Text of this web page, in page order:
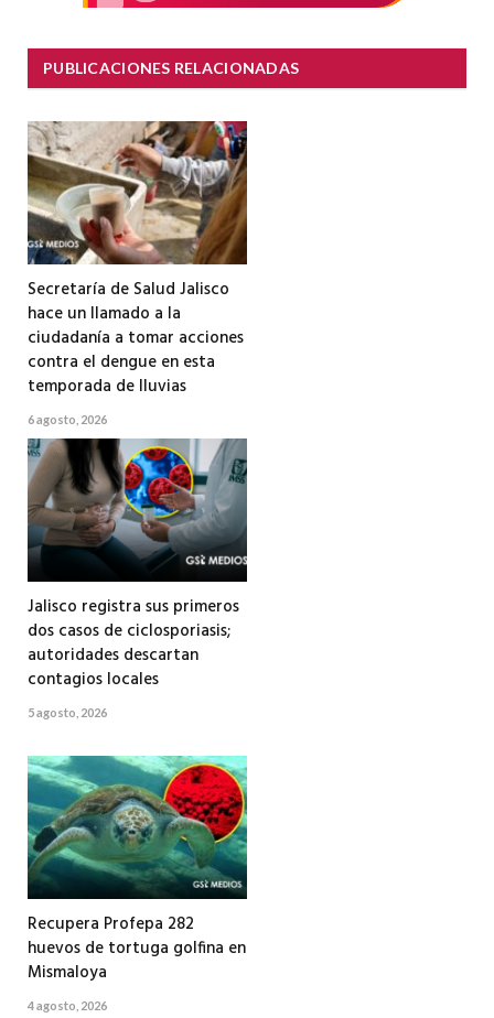
PUBLICACIONES RELACIONADAS
Secretaría de Salud Jalisco
hace un llamado a la
ciudadanía a tomar acciones
contra el dengue en esta
temporada de lluvias
6 agosto, 2026
Jalisco registra sus primeros
dos casos de ciclosporiasis;
autoridades descartan
contagios locales
5 agosto, 2026
Recupera Profepa 282
huevos de tortuga golfina en
Mismaloya
4 agosto, 2026